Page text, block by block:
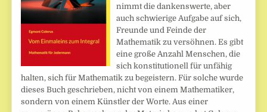
nimmt die dankenswerte, aber
auch schwierige Aufgabe auf sich,
Freunde und Feinde der
Mathematik zu versöhnen. Es gibt
eine große Anzahl Menschen, die
sich konstitutionell für unfähig
halten, sich für Mathematik zu begeistern. Für solche wurde
dieses Buch geschrieben, nicht von einem Mathematiker,
sondern von einem Künstler der Worte. Aus einer